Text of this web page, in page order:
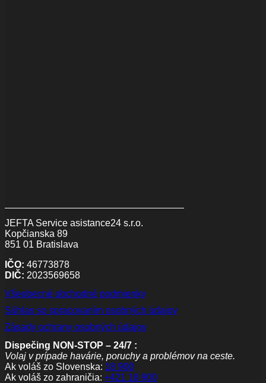
JEFTA Service asistance24 s.r.o.
Kopčianska 89
851 01 Bratislava
IČO: 46773878
DIČ: 2023569658
Všeobecné obchodné podmienky
Súhlas so spracovaním osobných údajov
Zásady ochrany osobných údajov
Dispečing NON-STOP – 24/7 :
Volaj v prípade havárie, poruchy a problémov na ceste.
Ak voláš zo Slovenska: 18 900
Ak voláš zo zahraničia: +421 18 900